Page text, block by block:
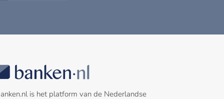
is het platform van de Nederlandse